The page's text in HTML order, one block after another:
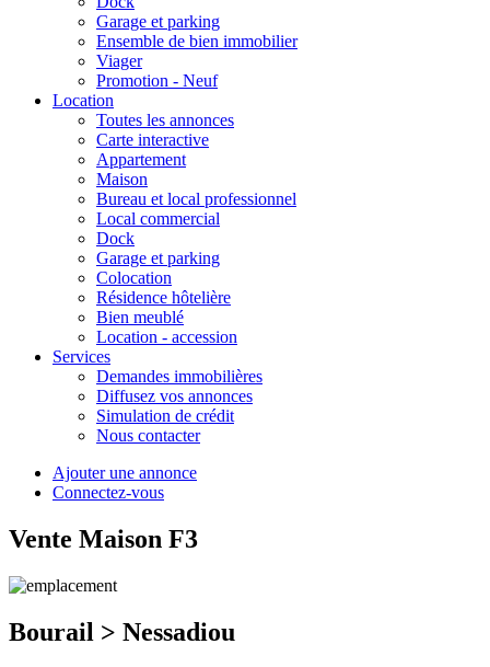
Garage et parking
Ensemble de bien immobilier
Viager
Promotion - Neuf
Location
Toutes les annonces
Carte interactive
Appartement
Maison
Bureau et local professionnel
Local commercial
Dock
Garage et parking
Colocation
Résidence hôtelière
Bien meublé
Location - accession
Services
Demandes immobilières
Diffusez vos annonces
Simulation de crédit
Nous contacter
Ajouter une annonce
Connectez-vous
Vente Maison F3
Bourail > Nessadiou